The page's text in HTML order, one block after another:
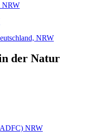
NRW
NRW
der Natur
NRW